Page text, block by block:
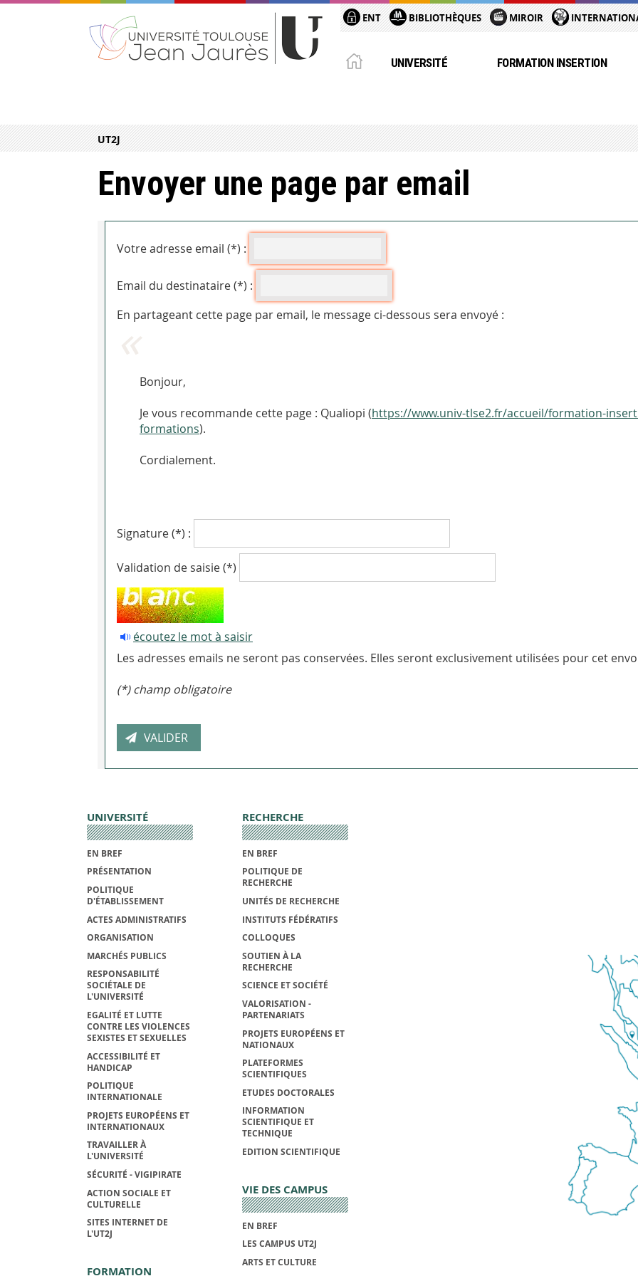
ENT BIBLIOTHÈQUES MIROIR
UNIVERSITÉ FORMATION INSERTION
UT2J
Envoyer une page par email
Votre adresse email (*) :
Email du destinataire (*) :
En partageant cette page par email, le message ci-dessous sera envoyé :
Bonjour,
Je vous recommande cette page : Qualiopi (https://www.univ-tlse2.fr/accueil/formation-
formations).
Cordialement.
Signature (*) :
Validation de saisie (*)
écoutez le mot à saisir
Les adresses emails ne seront pas conservées. Elles seront exclusivement utilisées pour cet
(*) champ obligatoire
UNIVERSITÉ
EN BREF
PRÉSENTATION
POLITIQUE
D'ÉTABLISSEMENT
ACTES ADMINISTRATIFS
ORGANISATION
MARCHÉS PUBLICS
RESPONSABILITÉ
SOCIÉTALE DE
L'UNIVERSITÉ
EGALITÉ ET LUTTE
CONTRE LES VIOLENCES
SEXISTES ET SEXUELLES
ACCESSIBILITÉ ET
HANDICAP
POLITIQUE
INTERNATIONALE
PROJETS EUROPÉENS ET
INTERNATIONAUX
TRAVAILLER À
L'UNIVERSITÉ
SÉCURITÉ - VIGIPIRATE
ACTION SOCIALE ET
CULTURELLE
SITES INTERNET DE
L'UT2J
FORMATION
RECHERCHE
EN BREF
POLITIQUE DE
RECHERCHE
UNITÉS DE RECHERCHE
INSTITUTS FÉDÉRATIFS
COLLOQUES
SOUTIEN À LA
RECHERCHE
SCIENCE ET SOCIÉTÉ
VALORISATION -
PARTENARIATS
PROJETS EUROPÉENS ET
NATIONAUX
PLATEFORMES
SCIENTIFIQUES
ETUDES DOCTORALES
INFORMATION
SCIENTIFIQUE ET
TECHNIQUE
EDITION SCIENTIFIQUE
VIE DES CAMPUS
EN BREF
LES CAMPUS UT2J
ARTS ET CULTURE